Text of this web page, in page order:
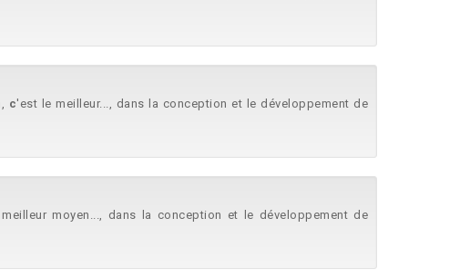
c'est le meilleur..., dans la conception et le développement de
moyen..., dans la conception et le développement de